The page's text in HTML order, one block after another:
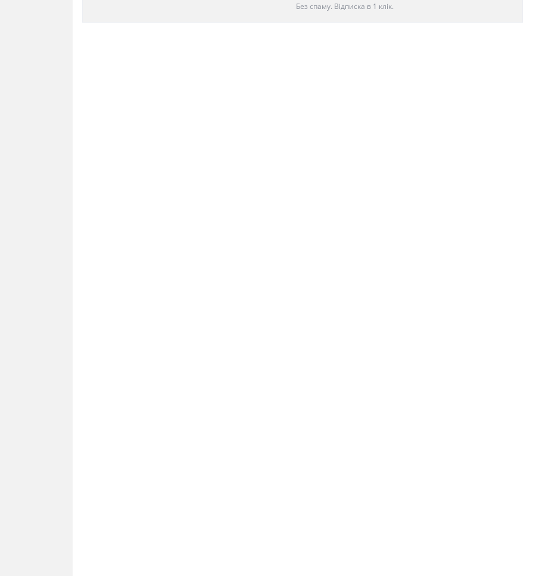
Без спаму. Відписка в 1 клік.